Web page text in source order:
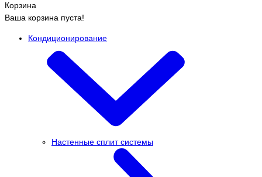
Корзина
Ваша корзина пуста!
Кондиционирование
Настенные сплит системы